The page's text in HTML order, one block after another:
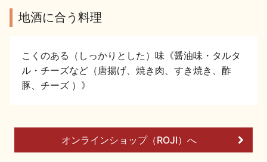
美味しい地酒の選び方
地酒に合う料理
こくのある（しっかりとした）味《醤油味・タルタ
ル・チーズなど（唐揚げ、焼き肉、すき焼き、酢
豚、チーズ ）》
オンラインショップ（ROJI）へ